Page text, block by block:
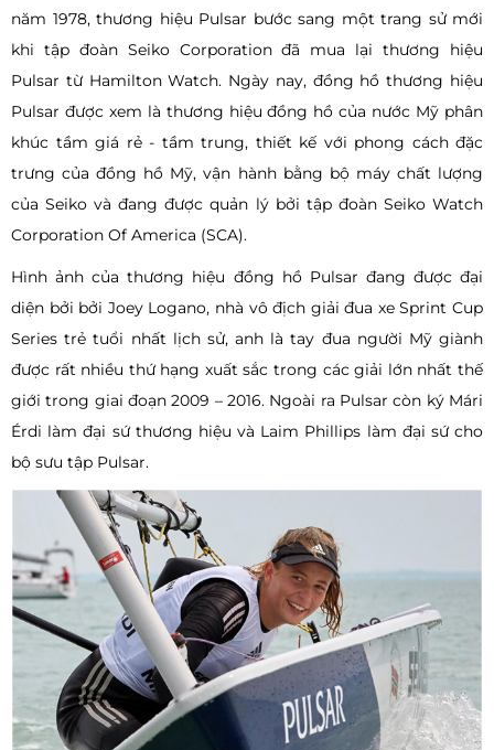
năm 1978, thương hiệu Pulsar bước sang một trang sử mới
khi tập đoàn Seiko Corporation đã mua lại thương hiệu
Pulsar từ Hamilton Watch. Ngày nay, đồng hồ thương hiệu
Pulsar được xem là thương hiệu đồng hồ của nước Mỹ phân
khúc tầm giá rẻ - tầm trung, thiết kế với phong cách đặc
trưng của đồng hồ Mỹ, vận hành bằng bộ máy chất lượng
của Seiko và đang được quản lý bởi tập đoàn Seiko Watch
Corporation Of America (SCA).
Hình ảnh của thương hiệu đồng hồ Pulsar đang được đại
diện bởi bởi Joey Logano, nhà vô địch giải đua xe Sprint Cup
Series trẻ tuổi nhất lịch sử, anh là tay đua người Mỹ giành
được rất nhiều thứ hạng xuất sắc trong các giải lớn nhất thế
giới trong giai đoạn 2009 – 2016. Ngoài ra Pulsar còn ký Mári
Érdi làm đại sứ thương hiệu và Laim Phillips làm đại sứ cho
bộ sưu tập Pulsar.